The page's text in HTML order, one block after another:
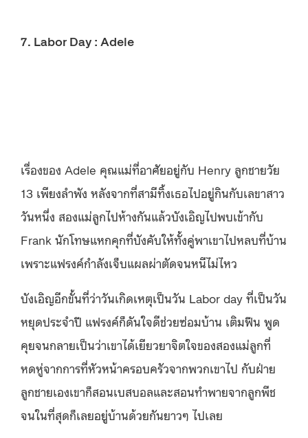
7. Labor Day : Adele
เรื่องของ Adele คุณแม่ที่อาศัยอยู่กับ Henry ลูกชายวัย
13 เพียงลำพัง หลังจากที่สามีทิ้งเธอไปอยู่กินกับเลขาสาว
วันหนึ่ง สองแม่ลูกไปห้างกันแล้วบังเอิญไปพบเข้ากับ
Frank นักโทษแหกคุกที่บังคับให้ทั้งคู่พาเขาไปหลบที่บ้าน
เพราะแฟรงค์กำลังเจ็บแผลผ่าตัดจนหนีไม่ไหว
บังเอิญอีกขั้นที่ว่าวันเกิดเหตุเป็นวัน Labor day ที่เป็นวัน
หยุดประจำปี แฟรงค์ก็ดันใจดีช่วยซ่อมบ้าน เติมฟืน พูด
คุยจนกลายเป็นว่าเขาได้เยียวยาจิตใจของสองแม่ลูกที่
หดหู่จากการที่หัวหน้าครอบครัวจากพวกเขาไป กับฝ่าย
ลูกชายเองเขาก็สอนเบสบอลและสอนทำพายจากลูกพีช
จนในที่สุดก็เลยอยู่บ้านด้วยกันยาวๆ ไปเลย